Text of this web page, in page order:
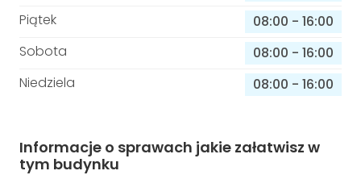
Piątek
08:00 - 16:00
Sobota
08:00 - 16:00
Niedziela
08:00 - 16:00
Informacje o sprawach jakie załatwisz w
tym budynku